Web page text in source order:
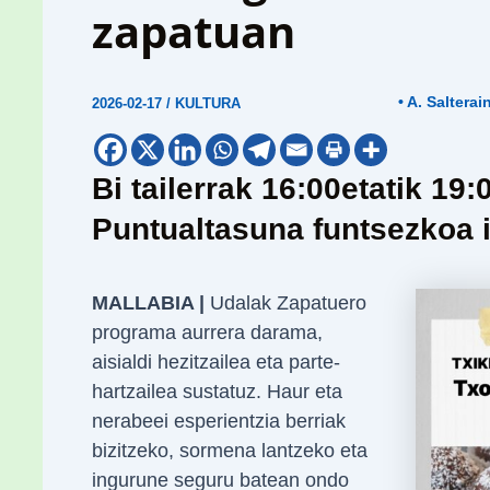
zapatuan
2026-02-17 / KULTURA • A. Salterain
Bi tailerrak 16:00etatik
Puntualtasuna funtsezkoa
MALLABIA |
Udalak Zapatuero
programa aurrera darama,
aisialdi hezitzailea eta parte-
hartzailea sustatuz. Haur eta
nerabeei esperientzia berriak
bizitzeko, sormena lantzeko eta
ingurune seguru batean ondo